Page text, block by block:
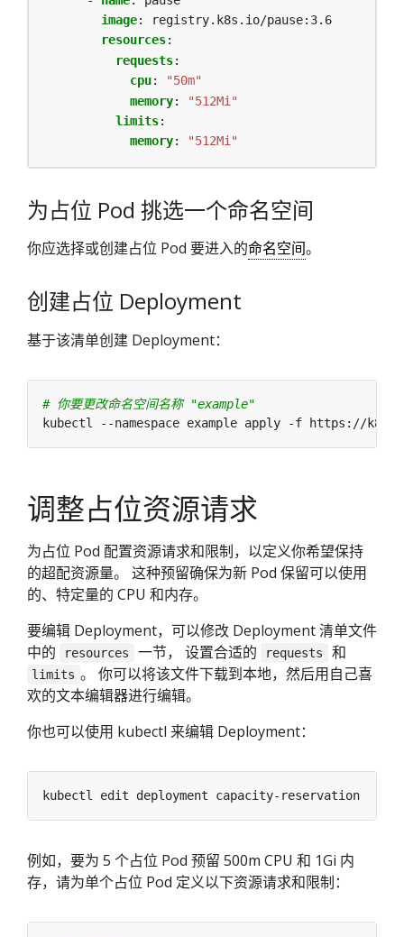
image:
registry.k8s.io/pause:3.6
resources:
requests:
cpu:
"50m"
memory:
"512Mi"
limits:
memory: "512Mi"
为占位 Pod 挑选一个命名空间
你应选择或创建占位 Pod 要进入的命名空间。
创建占位 Deployment
基于该清单创建 Deployment：
# 你要更改命名空间名称 "example"
调整占位资源请求
为占位 Pod 配置资源请求和限制，以定义你希望保持
的超配资源量。 这种预留确保为新 Pod 保留可以使用
的、特定量的 CPU 和内存。
要编辑 Deployment，可以修改 Deployment 清单文件
中的
resources 一节， 设置合适的 requests 和
limits 。 你可以将该文件下载到本地，然后用自己喜
欢的文本编辑器进行编辑。
你也可以使用 kubectl 来编辑 Deployment：
例如，要为 5 个占位 Pod 预留 500m CPU 和 1Gi 内
存，请为单个占位 Pod 定义以下资源请求和限制：